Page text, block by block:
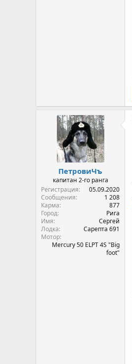
ПетровиЧъ
капитан 2-го ранга
Регистрация
05.09.2020
Сообщения
1 208
Карма
877
Город
Рига
Имя
Сергей
Лодка
Сарепта 691
Мотор
Mercury 50 ELPT 4S "Big
foot"